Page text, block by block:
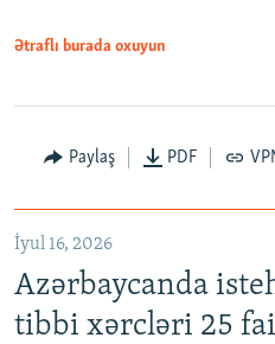
Ətraflı burada oxuyun
Paylaş PDF
İyul 16, 2026
Azərbaycanda
tibbi xərcləri 25